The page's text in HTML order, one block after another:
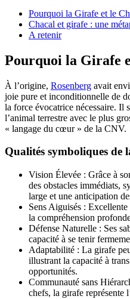
Pourquoi la Girafe et le
Chacal et girafe : une
A retenir
Pourquoi la Girafe
À l’origine, Rosenberg avait
joie pure et inconditionnelle de
la force évocatrice nécessaire. Il
l’animal terrestre avec le plus
« langage du cœur » de la CNV.
Qualités symboliques de
Vision Élevée : Grâce à
des obstacles immédiats,
large et une anticipation
Sens Aiguisés :
la compréhension
Défense Naturelle : Ses
capacité à se tenir
Adaptabilité : La girafe
illustrant la capacité à
opportunités.
Communauté sans
chefs, la girafe représente